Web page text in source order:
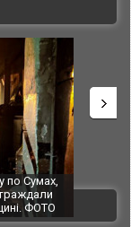
Сумах,
ФОТО
За 2000
склад